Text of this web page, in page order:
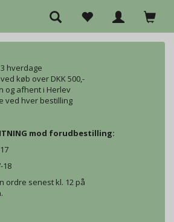
hverdage
køb over DKK 500,-
og afhent i Herlev
ved hver bestilling
mod forudbestilling:
18
ordre senest kl. 12 på